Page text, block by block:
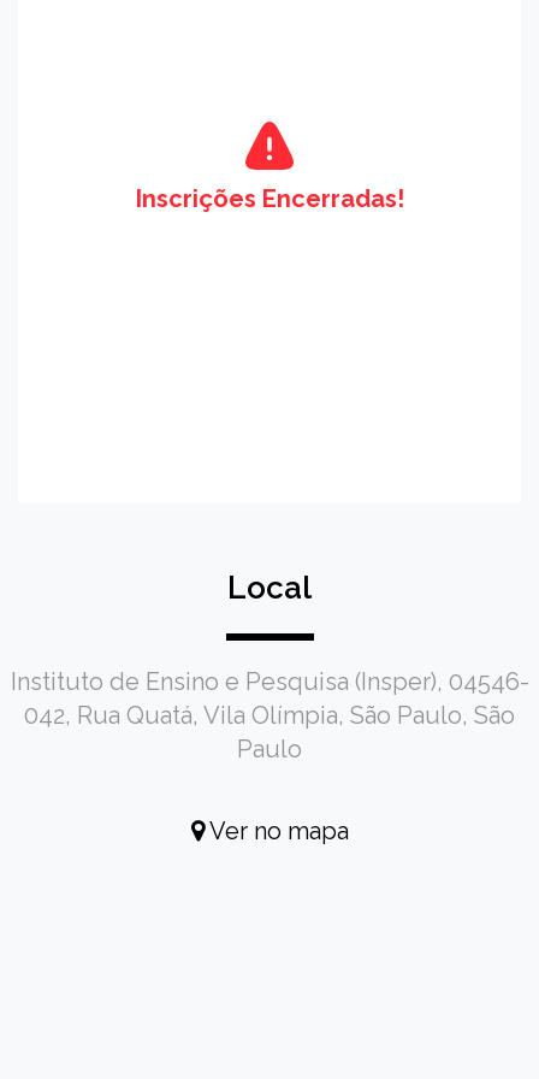
Inscrições Encerradas!
Local
Instituto de Ensino e Pesquisa (Insper), 04546-
042, Rua Quatá, Vila Olímpia, São Paulo, São
Paulo
Ver no mapa